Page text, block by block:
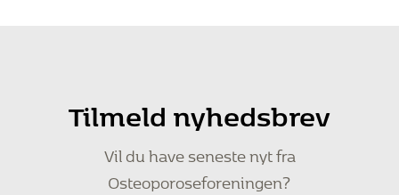
Tilmeld nyhedsbrev
Vil du have seneste nyt fra
Osteoporoseforeningen?